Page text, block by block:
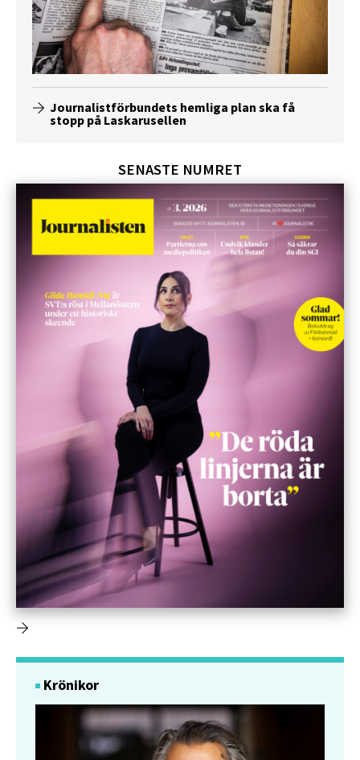
Journalistförbundets hemliga plan ska få
stopp på Laskarusellen
SENASTE NUMRET
Krönikor